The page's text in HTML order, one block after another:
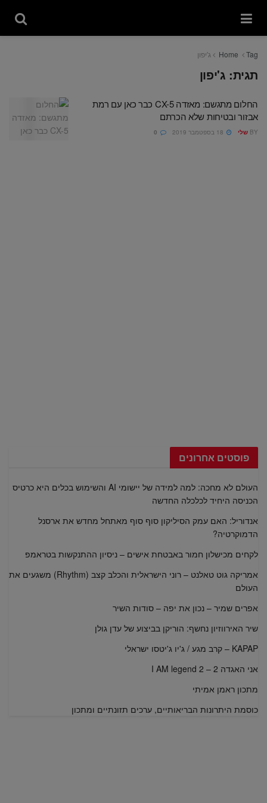
Home Tag ג'יפון
תגית: ג'יפון
החלום מתגשם: מאזדה CX-5 כבר כאן עם רמת
אבזור ובטיחות שלא הכרתם
BY שלי
פוסטים אחרונים
העולם לא מחכה: למה למידה של יישומי AI והשימוש בכלים היא כרטיס
הכניסה היחיד לכלכלה החדשה
אנדוריל: האם עמק הסיליקון סוף סוף מאתחל מחדש את ארסנל
הדמוקרטיה?
לקחים מכישלון חמור באבטחת אישים – ניסיון ההתנקשות בטראמפ
אמריקה גוט טאלנט – רוני הישראלית והכלב קצב (Rhythm) משגעים את
העולם
אפרים שמיר – נכון את יפה – סודות השיר
שיר האירווזיון נחשף: הוריקן בביצוע של עדן גולן
KAPAP – קרב מגע / ג'יו ג'יטסו ישראלי
אני האגדה 2 – I AM legend 2
מתכון ראמן אמיתי
כוסמת היתרונות הבריאותיים, ערכים תזונתיים ומתכון